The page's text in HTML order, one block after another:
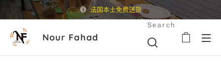
法国本土免费送货
Nour Fahad
Search